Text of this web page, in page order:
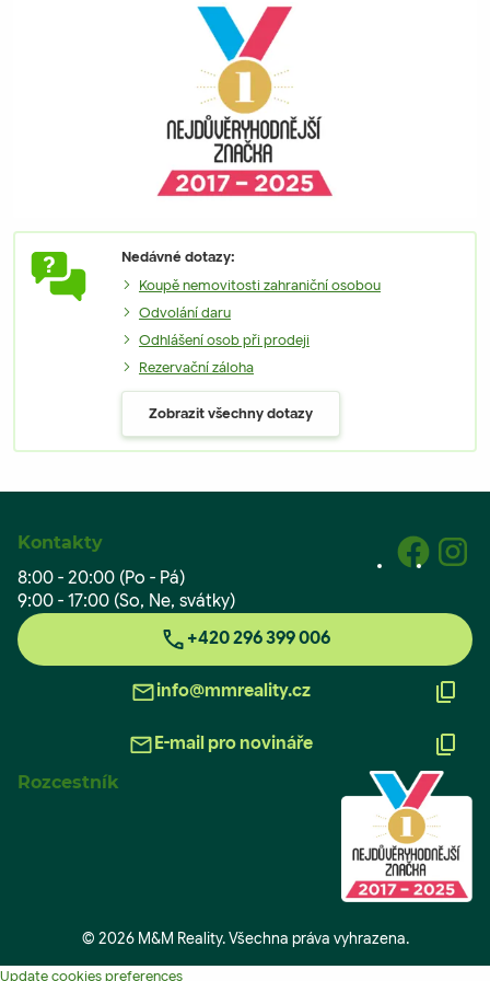
Nedávné dotazy:
Koupě nemovitosti zahraniční osobou
Odvolání daru
Odhlášení osob při prodeji
Rezervační záloha
Zobrazit všechny dotazy
Kontakty
8:00 - 20:00 (Po - Pá)
9:00 - 17:00 (So, Ne, svátky)
+420 296 399 006
info@mmreality.cz
E-mail pro novináře
Rozcestník
© 2026 M&M Reality. Všechna práva vyhrazena.
Update cookies preferences